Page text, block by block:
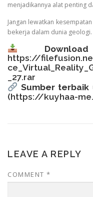
menjadikannya alat penting
Jangan lewatkan
bekerja dalam dunia geologi.
https://
_27.rar
Sumber
(https://kuyhaa-
LEAVE A REPLY
COMMENT *